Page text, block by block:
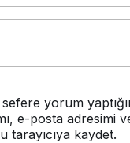
yorum
e-posta adresimi
tarayıcıya kaydet.